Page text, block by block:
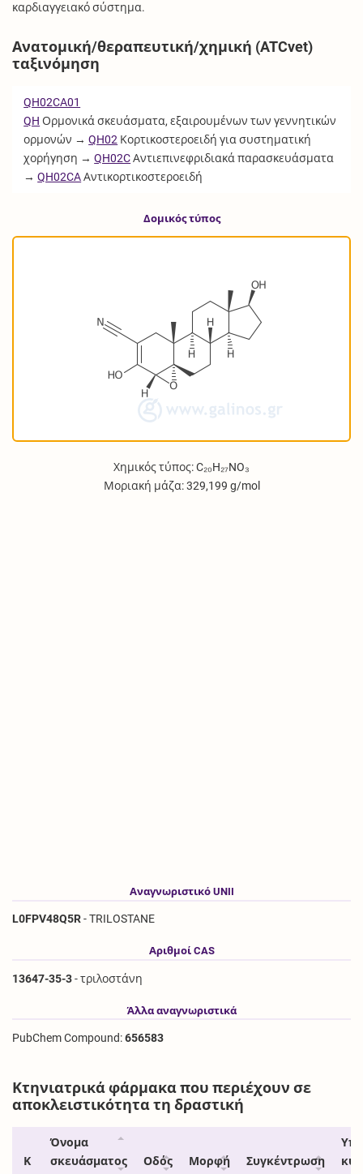
καρδιαγγειακό σύστημα.
Ανατομική/θεραπευτική/χημική (ATCvet)
ταξινόμηση
QH02CA01
QH Ορμονικά σκευάσματα, εξαιρουμένων των γεννητικών
ορμονών →QH02 Κορτικοστεροειδή για συστηματική
χορήγηση →QH02CΑντιεπινεφριδιακά παρασκευάσματα
→QH02CAΑντικορτικοστεροειδή
Δομικός τύπος
Χημικός τύπος: C₂₀H₂₇NO₃
Μοριακή μάζα: 329,199 g/mol
Αναγνωριστικό UNII
L0FPV48Q5R- TRILOSTANE
Αριθμοί CAS
13647-35-3- τριλοστάνη
Άλλα αναγνωριστικά
PubChem Compound:656583
Κτηνιατρικά φάρμακα που περιέχουν σε
αποκλειστικότητα τη δραστική
Κ
Όνομα
σκευάσματος
Οδός Μορφή Συγκέντρωση